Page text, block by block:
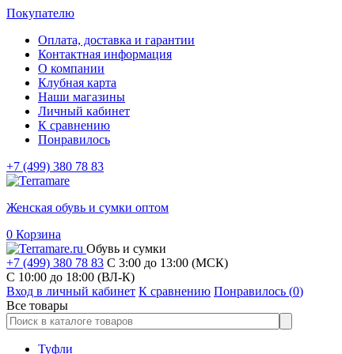
Покупателю
Оплата, доставка и гарантии
Контактная информация
О компании
Клубная карта
Наши магазины
Личный кабинет
К сравнению
Понравилось
+7 (499) 380 78 83
Женская обувь и сумки оптом
0 Корзина
Обувь и сумки
+7 (499) 380 78 83 С 3:00 до 13:00 (МСК)
C 10:00 до 18:00 (ВЛ-К)
Вход в личный кабинет К сравнению Понравилось (0)
Все товары
Туфли